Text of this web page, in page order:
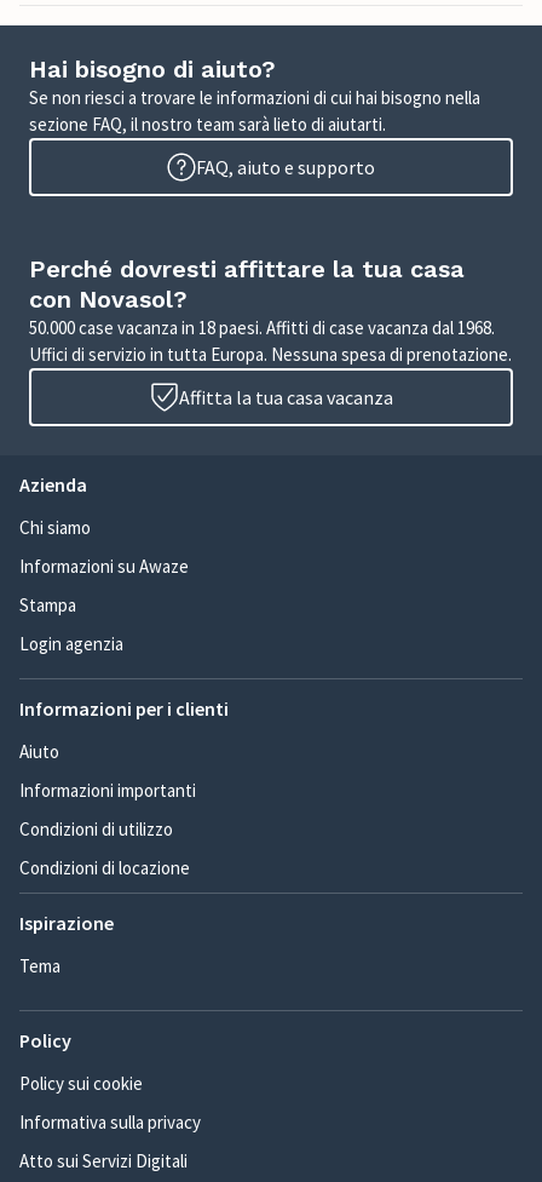
Hai bisogno di aiuto?
Se non riesci a trovare le informazioni di cui hai bisogno nella
sezione FAQ, il nostro team sarà lieto di aiutarti.
FAQ, aiuto e supporto
Perché dovresti affittare la tua casa
con Novasol?
50.000 case vacanza in 18 paesi. Affitti di case vacanza dal 1968.
Uffici di servizio in tutta Europa. Nessuna spesa di prenotazione.
Affitta la tua casa vacanza
Azienda
Chi siamo
Informazioni su Awaze
Stampa
Login agenzia
Informazioni per i clienti
Aiuto
Informazioni importanti
Condizioni di utilizzo
Condizioni di locazione
Ispirazione
Tema
Policy
Policy sui cookie
Informativa sulla privacy
Atto sui Servizi Digitali